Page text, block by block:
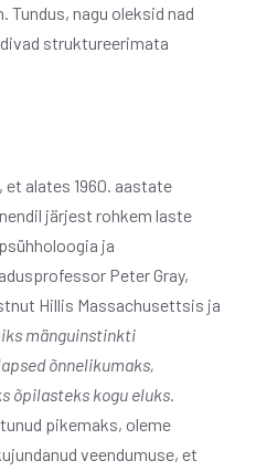
Tundus, nagu oleksid nad
struktureerimata
et alates 1960. aastate
järjest rohkem laste
ja
Peter Gray,
Hillis Massachusettsis ja
mänguinstinkti
õnnelikumaks,
õpilasteks kogu eluks.
pikemaks, oleme
veendumuse, et